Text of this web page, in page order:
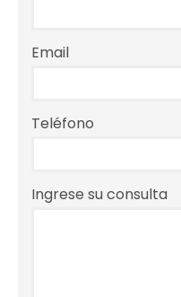
Email
Teléfono
Ingrese su consulta